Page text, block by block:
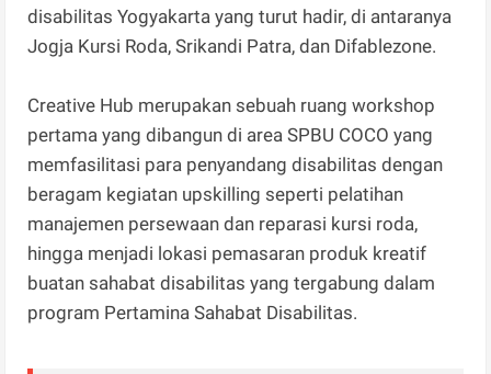
disabilitas Yogyakarta yang turut hadir, di antaranya
Jogja Kursi Roda, Srikandi Patra, dan Difablezone.
Creative Hub merupakan sebuah ruang workshop
pertama yang dibangun di area SPBU COCO yang
memfasilitasi para penyandang disabilitas dengan
beragam kegiatan upskilling seperti pelatihan
manajemen persewaan dan reparasi kursi roda,
hingga menjadi lokasi pemasaran produk kreatif
buatan sahabat disabilitas yang tergabung dalam
program Pertamina Sahabat Disabilitas.